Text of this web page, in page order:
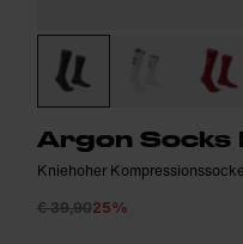
Argon Socks
Kniehoher
€ 39,9025%